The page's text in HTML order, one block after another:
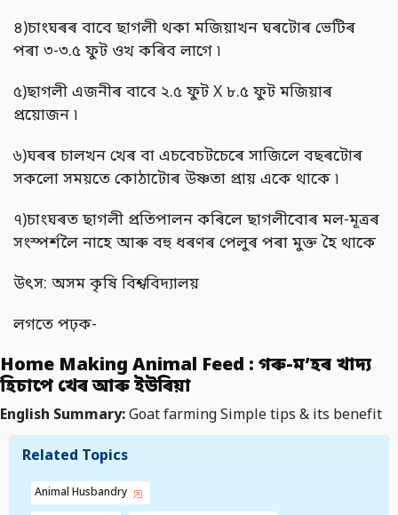
৪)চাংঘৰৰ বাবে ছাগলী থকা মজিয়াখন ঘৰটোৰ ভেটিৰ
পৰা ৩-৩.৫ ফুট ওখ কৰিব লাগে ৷
৫)ছাগলী এজনীৰ বাবে ২.৫ ফুট X ৮.৫ ফুট মজিয়াৰ
প্ৰয়োজন ৷
৬)ঘৰৰ চালখন খেৰ বা এচবেচটচেৰে সাজিলে বছৰটোৰ
সকলো সময়তে কোঠাটোৰ উষ্ণতা প্ৰায় একে থাকে ৷
৭)চাংঘৰত ছাগলী প্ৰতিপালন কৰিলে ছাগলীবোৰ মল-মূত্ৰৰ
সংস্পৰ্শলৈ নাহে আৰু বহু ধৰণৰ পেলুৰ পৰা মুক্ত হৈ থাকে
উৎস: অসম কৃষি বিশ্ববিদ্যালয়
লগতে পঢ়ক-
Home Making Animal Feed : গৰু-ম’হৰ খাদ্য
হিচাপে খেৰ আৰু ইউৰিয়া
English Summary:Goat farming Simple tips & its benefit
Related Topics
Animal Husbandry